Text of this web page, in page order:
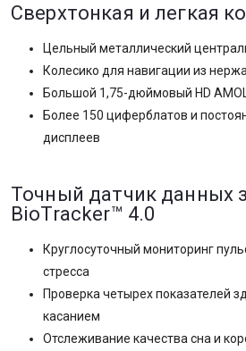
Сверхтонкая и легкая
Цельный металлический
Колесико для навигации из
Большой 1,75-дюймовый HD
Более 150 циферблатов и
дисплеев
Точный датчик данных
BioTracker™ 4.0
Круглосуточный мониторинг
стресса
Проверка четырех показателей
касанием
Отслеживание качества сна и